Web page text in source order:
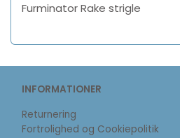
Furminator Rake strigle
INFORMATIONER
Returnering
Fortrolighed og Cookiepolitik